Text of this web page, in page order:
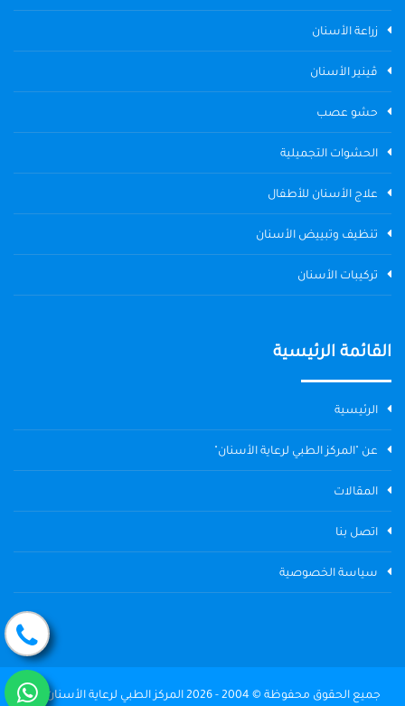
زراعة الأسنان
ڤينير الأسنان
حشو عصب
الحشوات التجميلية
علاج الأسنان للأطفال
تنظيف وتبييض الأسنان
تركيبات الأسنان
القائمة الرئيسية
الرئيسية
عن "المركز الطبي لرعاية الأسنان"
المقالات
اتصل بنا
سياسة الخصوصية
جميع الحقوق محفوظة © 2004 - 2026 المركز الطبي لرعاية الأسنان The